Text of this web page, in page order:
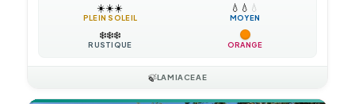
☀️☀️☀️
PLEIN SOLEIL
💧 💧 💧
MOYEN
❄️❄️❄️
RUSTIQUE ORANGE
🍃LAMIACEAE